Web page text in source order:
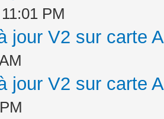
PM
jour V2 sur carte
jour V2 sur carte